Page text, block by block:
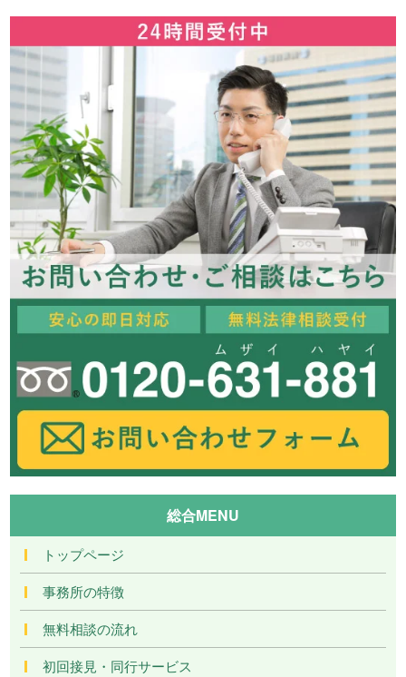
総合MENU
トップページ
事務所の特徴
無料相談の流れ
初回接見・同行サービス